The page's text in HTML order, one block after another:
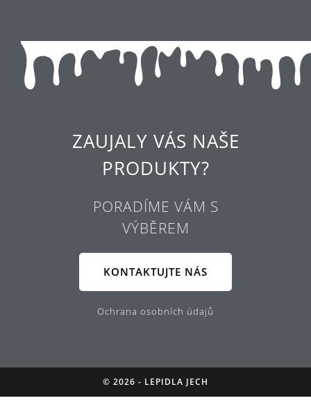
ZAUJALY VÁS NAŠE
PRODUKTY?
PORADÍME VÁM S
VÝBĚREM
KONTAKTUJTE NÁS
Ochrana osobních údajů
© 2026 - LEPIDLA JECH